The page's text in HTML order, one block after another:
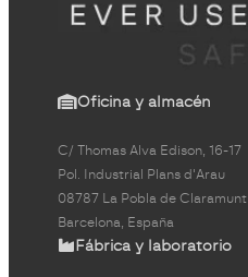
Oficina y almacén
C/ Thomas Alva Edison, 16-17
Pol. Industrial Plans d'Arau
08787 La Pobla de Claramunt
Barcelona, España
Fábrica y laboratorio